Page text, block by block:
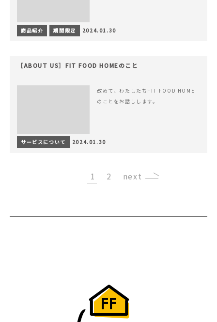
商品紹介 期間限定 2024.01.30
［ABOUT US］FIT FOOD HOMEのこと
改めて、わたしたちFIT FOOD HOME
のことをお話しします。
サービスについて 2024.01.30
1 2 ›